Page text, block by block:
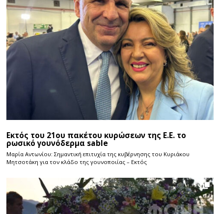
Εκτός του 21ου πακέτου κυρώσεων της Ε.Ε. το
ρωσικό γουνόδερμα sable
Μαρία Αντωνίου: Σημαντική επιτυχία της κυβέρνησης του Κυριάκου
Μητσοτάκη για τον κλάδο της γουνοποιίας – Εκτός